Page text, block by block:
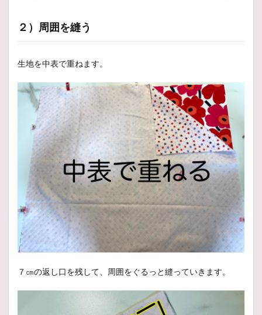
２）周囲を縫う
生地を中表で重ねます。
７㎝の返し口を残して、周囲をぐるっと縫っていきます。